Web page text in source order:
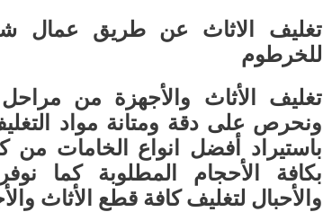
تغليف الاثاث عن طريق
للخرطوم
تغليف الأثاث والأجهزة من
ونحرص على دقة ومتانة مواد
باستيراد أفضل انواع الخامات من
بكافة الأحجام المطلوبة كما
والأحبال لتغليف كافة قطع الأثاث